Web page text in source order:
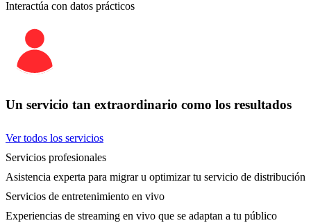
Interactúa con datos prácticos
Un servicio tan extraordinario como los resultados
Ver todos los servicios
Servicios profesionales
Asistencia experta para migrar u optimizar tu servicio de distribución
Servicios de entretenimiento en vivo
Experiencias de streaming en vivo que se adaptan a tu público